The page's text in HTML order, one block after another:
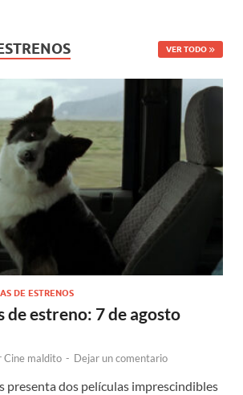
VER TODO
DE ESTRENOS
estreno: 7 de agosto
Cine maldito - Dejar un comentario
presenta dos películas imprescindibles